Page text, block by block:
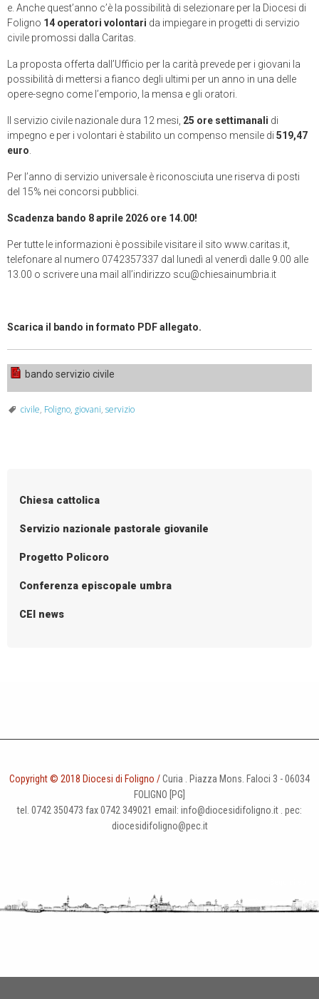
e. Anche quest’anno c’è la possibilità di selezionare per la Diocesi di
Foligno 14 operatori volontari da impiegare in progetti di servizio
civile promossi dalla Caritas.
La proposta offerta dall’Ufficio per la carità prevede per i giovani la
possibilità di mettersi a fianco degli ultimi per un anno in una delle
opere-segno come l’emporio, la mensa e gli oratori.
Il servizio civile nazionale dura 12 mesi, 25 ore settimanali di
impegno e per i volontari è stabilito un compenso mensile di 519,47
euro
Per l’anno di servizio universale è riconosciuta une riserva di posti
del 15% nei concorsi pubblici.
Scadenza bando 8 aprile 2026 ore 14.00!
Per tutte le informazioni è possibile visitare il sito www.caritas.it,
telefonare al numero 0742357337 dal lunedì al venerdì dalle 9.00 alle
13.00 o scrivere una mail all’indirizzo scu@chiesainumbria.it
Scarica il bando in formato PDF allegato.
bando servizio civile
civile, Foligno, giovani, servizio
Chiesa cattolica
Servizio nazionale pastorale giovanile
Progetto Policoro
Conferenza episcopale umbra
CEI news
Copyright © 2018 Diocesi di Foligno /Curia . Piazza Mons. Faloci 3 - 06034
FOLIGNO [PG]
tel. 0742 350473 fax 0742 349021 email: info@diocesidifoligno.it . pec:
diocesidifoligno@pec.it